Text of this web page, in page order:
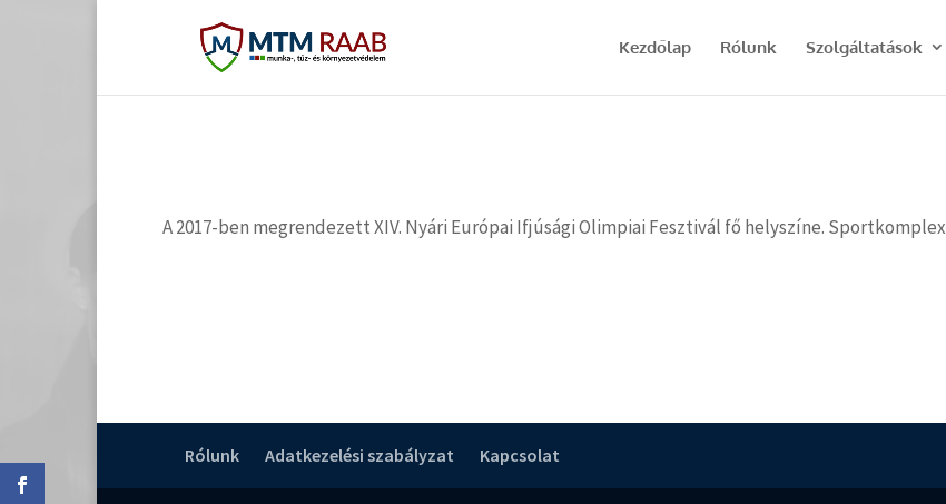
Kezdőlap Rólunk Szolgáltatások
A 2017-ben megrendezett XIV. Nyári Európai Ifjúsági Olimpiai Fesztivál fő helyszíne.
Rólunk Adatkezelési szabályzat Kapcsolat